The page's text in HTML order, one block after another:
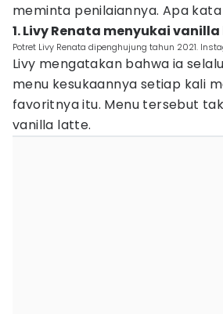
meminta penilaiannya. Apa kata
1. Livy Renata menyukai
Potret Livy Renata dipenghujung tahun 2021.
Livy mengatakan bahwa ia
menu kesukaannya setiap kali
favoritnya itu. Menu tersebut
vanilla latte.